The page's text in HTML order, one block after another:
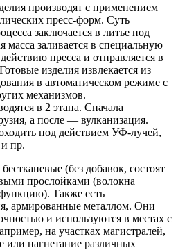
производят с применением
пресс-форм. Суть
заключается в литье под
масса заливается в специальную
пресса и отправляется в
изделия извлекается из
в автоматическом режиме с
механизмов.
в 2 этапа. Сначала
а после — вулканизация.
под действием УФ-лучей,
пр.
(без добавок, состоят
прослойками (волокна
Также есть
армированные металлом. Они
и используются в местах с
на участках магистралей,
или нагнетание различных